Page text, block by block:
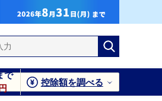
で
控除額を調べる